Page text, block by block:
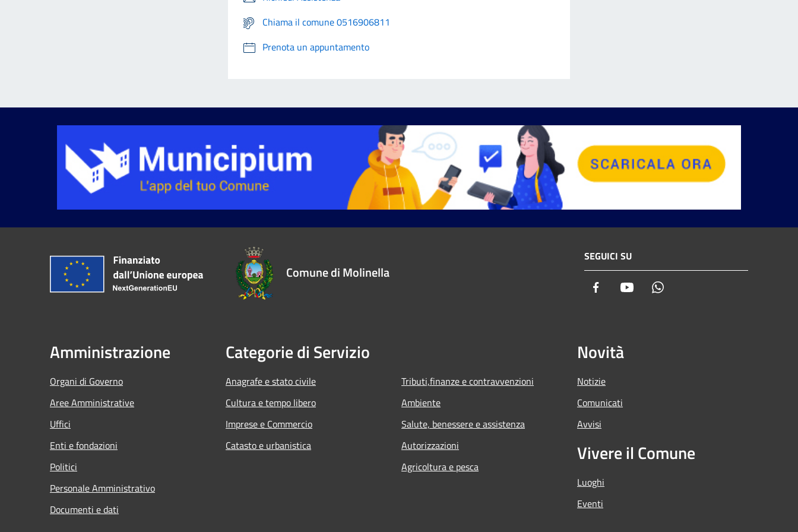
Chiama il comune 0516906811
Prenota un appuntamento
Comune di Molinella
SEGUICI SU
Facebook Youtube
Amministrazione
Organi di Governo
Aree Amministrative
Uffici
Enti e fondazioni
Politici
Personale Amministrativo
Documenti e dati
Categorie di Servizio
Anagrafe e stato civile
Cultura e tempo libero
Imprese e Commercio
Catasto e urbanistica
Tributi,finanze e contravvenzioni
Ambiente
Salute, benessere e assistenza
Autorizzazioni
Agricoltura e pesca
Novità
Notizie
Comunicati
Avvisi
Vivere il Comune
Luoghi
Eventi